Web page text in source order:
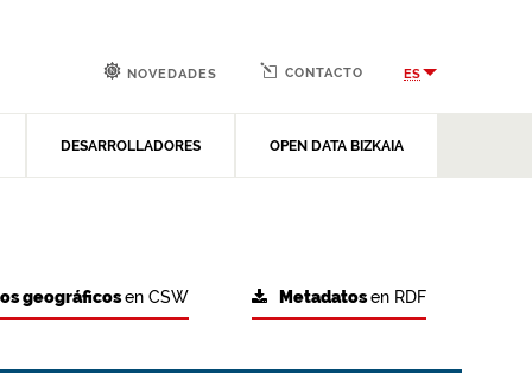
DESARROLLADORES OPEN DATA BIZKAIA
NOVEDADES CONTACTO ES
Metadatosen RDF
geográficosen CSW